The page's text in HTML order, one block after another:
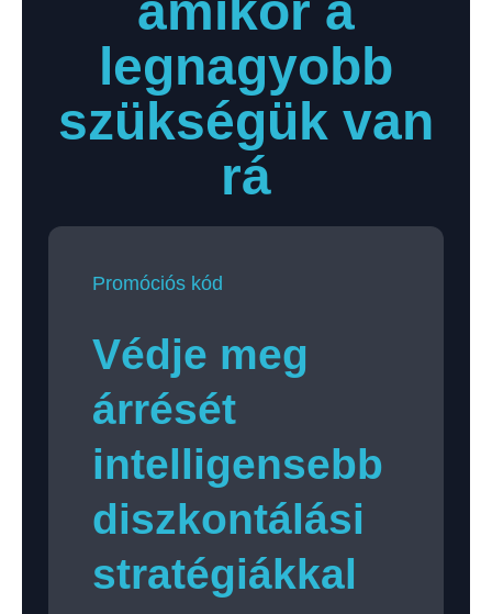
legnagyobb
szükségük van
rá
Promóciós kód
Védje meg
árrését
intelligensebb
diszkontálási
stratégiákkal